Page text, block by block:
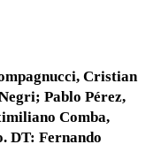
Cristian
Pablo Pérez,
Comba,
DT: Fernando